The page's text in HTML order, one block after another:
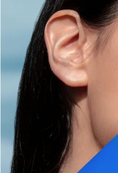
FAQ™ Pure
BREAKING
issa™ Teeth
Język
English
Français
Polski
Türkçe